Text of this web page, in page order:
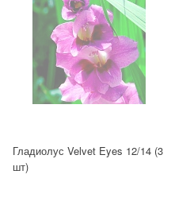
Гладиолус Velvet Eyes 12/14 (3
шт)